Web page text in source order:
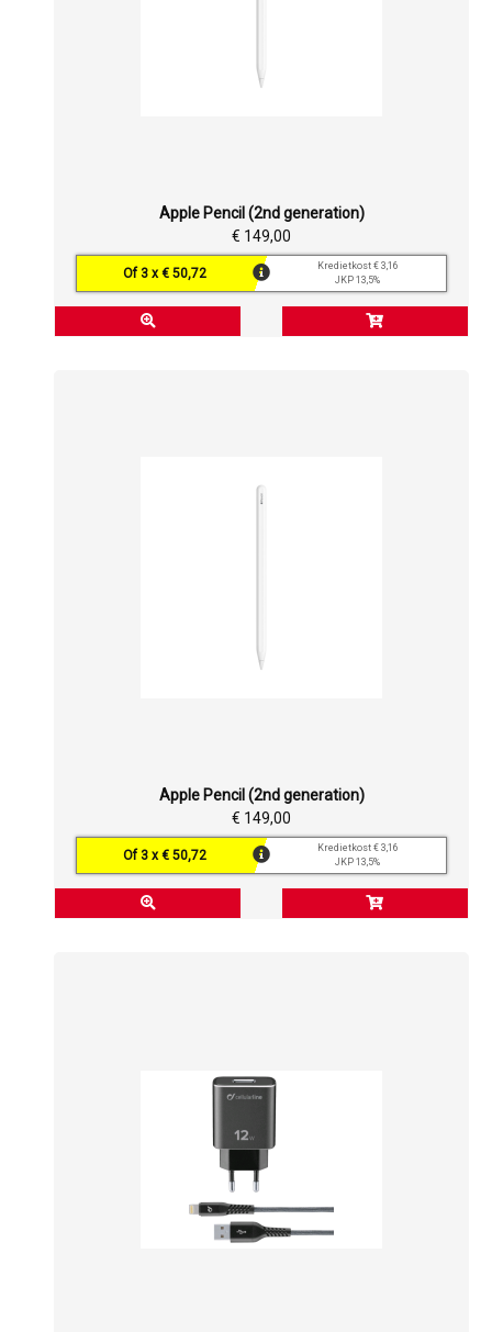
Apple Pencil (2nd generation)
€ 149,00
Of 3 x € 50,72
Kredietkost € 3,16
JKP 13,5%
Apple Pencil (2nd generation)
€ 149,00
Of 3 x € 50,72
Kredietkost € 3,16
JKP 13,5%